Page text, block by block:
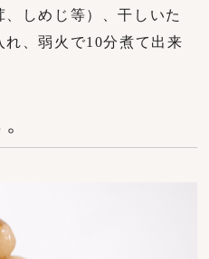
しめじ等）、干しいた
、弱火で10分煮て出来